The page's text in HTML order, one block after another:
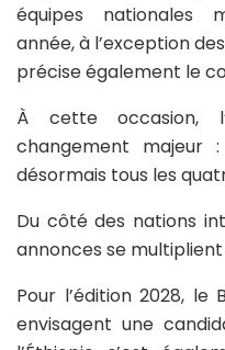
équipes nationales
année, à l’exception
précise également le
À cette occasion,
changement majeur
désormais tous les
Du côté des nations
annonces se multiplient
Pour l’édition 2028, le
envisagent une